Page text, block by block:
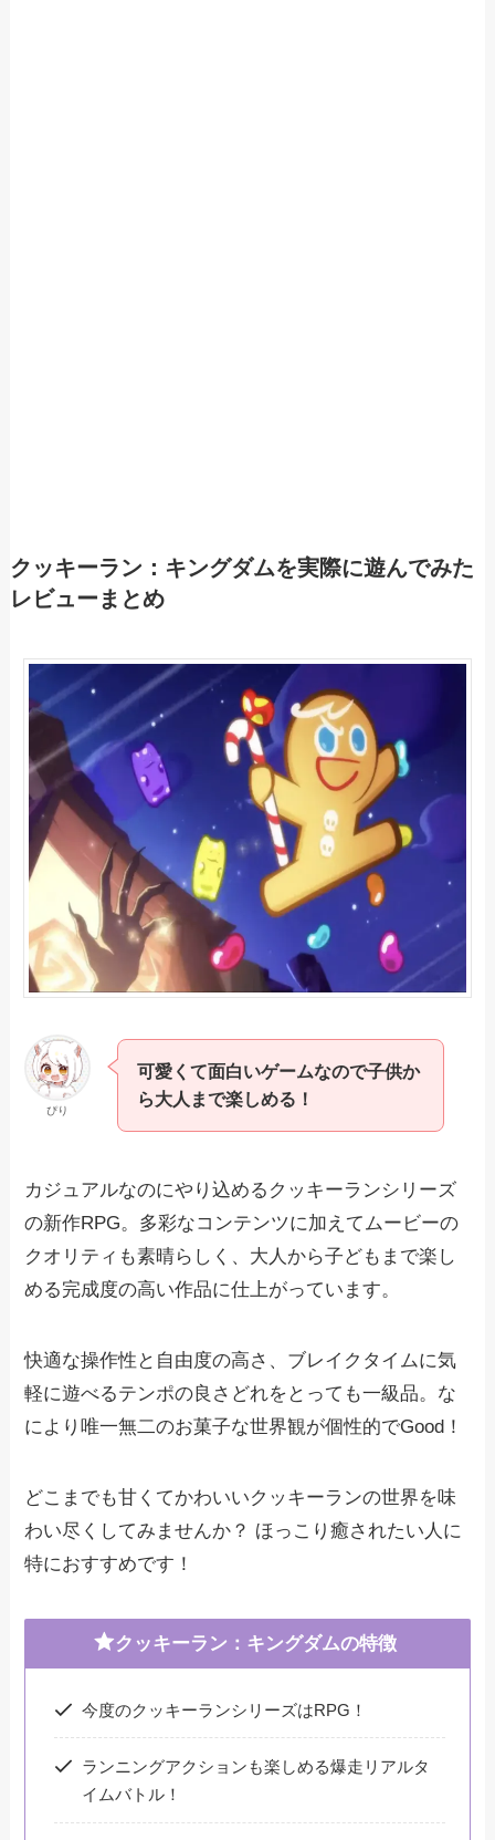
クッキーラン：キングダムを実際に遊んでみた
レビューまとめ
ぴり
可愛くて面白いゲームなので子供か
ら大人まで楽しめる！
カジュアルなのにやり込めるクッキーランシリーズ
の新作RPG。多彩なコンテンツに加えてムービーの
クオリティも素晴らしく、大人から子どもまで楽し
める完成度の高い作品に仕上がっています。
快適な操作性と自由度の高さ、ブレイクタイムに気
軽に遊べるテンポの良さどれをとっても一級品。な
により唯一無二のお菓子な世界観が個性的でGood！
どこまでも甘くてかわいいクッキーランの世界を味
わい尽くしてみませんか？ ほっこり癒されたい人に
特におすすめです！
クッキーラン：キングダムの特徴
今度のクッキーランシリーズはRPG！
ランニングアクションも楽しめる爆走リアルタ
イムバトル！